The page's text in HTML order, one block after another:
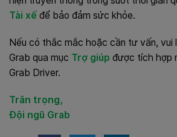
Tài xế để bảo đảm sức khỏe.
Nếu có thắc mắc hoặc cần tư vấn, vui
Grab qua mục Trợ giúp được tích hợp
Grab Driver.
Trân trọng,
Đội ngũ Grab